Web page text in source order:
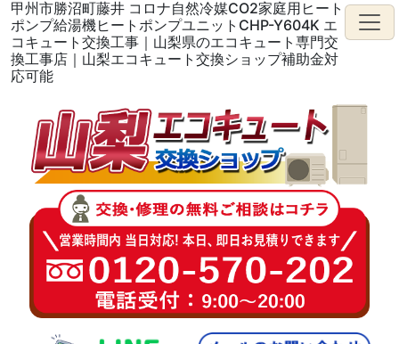
甲州市勝沼町藤井 コロナ自然冷媒CO2家庭用ヒート
ポンプ給湯機ヒートポンプユニットCHP-Y604K エ
コキュート交換工事｜山梨県のエコキュート専門交
換工事店｜山梨エコキュート交換ショップ補助金対
応可能